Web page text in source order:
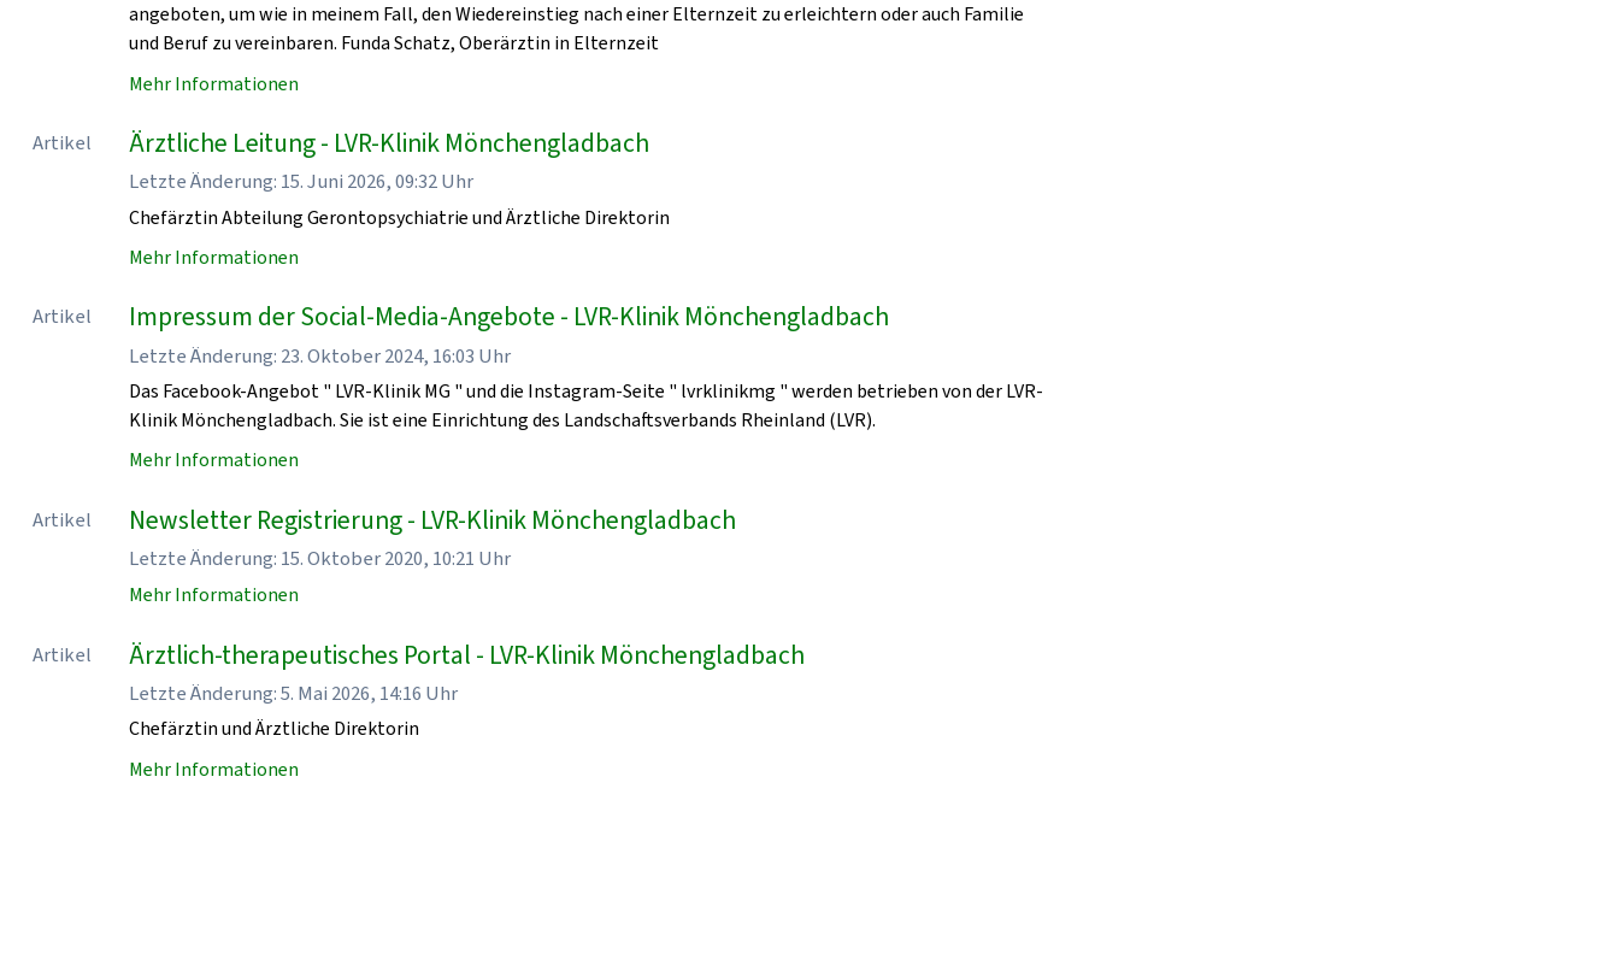
angeboten, um wie in meinem Fall, den Wiedereinstieg nach einer Elternzeit zu erleichtern oder auch Familie
und Beruf zu vereinbaren. Funda Schatz, Oberärztin in Elternzeit
Mehr Informationen
Artikel Ärztliche Leitung - LVR-Klinik Mönchengladbach
Letzte Änderung: 15. Juni 2026, 09:32 Uhr
Chefärztin Abteilung Gerontopsychiatrie und Ärztliche Direktorin
Mehr Informationen
Artikel Impressum der Social-Media-Angebote - LVR-Klinik Mönchengladbach
Letzte Änderung: 23. Oktober 2024, 16:03 Uhr
Das Facebook-Angebot " LVR-Klinik MG " und die Instagram-Seite " lvrklinikmg " werden betrieben von der LVR-
Klinik Mönchengladbach. Sie ist eine Einrichtung des Landschaftsverbands Rheinland (LVR).
Mehr Informationen
Artikel Newsletter Registrierung - LVR-Klinik Mönchengladbach
Letzte Änderung: 15. Oktober 2020, 10:21 Uhr
Mehr Informationen
Artikel Ärztlich-therapeutisches Portal - LVR-Klinik Mönchengladbach
Letzte Änderung: 5. Mai 2026, 14:16 Uhr
Chefärztin und Ärztliche Direktorin
Mehr Informationen